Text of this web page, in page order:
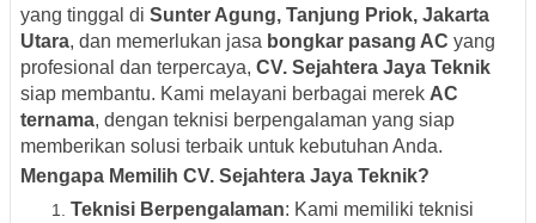
yang tinggal di Sunter Agung, Tanjung Priok, Jakarta
Utara, dan memerlukan jasa bongkar pasang AC yang
profesional dan terpercaya, CV. Sejahtera Jaya Teknik
siap membantu. Kami melayani berbagai merek AC
ternama, dengan teknisi berpengalaman yang siap
memberikan solusi terbaik untuk kebutuhan Anda.
Mengapa Memilih CV. Sejahtera Jaya Teknik?
Teknisi Berpengalaman: Kami memiliki teknisi